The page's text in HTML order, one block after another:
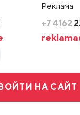
Реклама
+7 4162
ВОЙТИ НА САЙТ